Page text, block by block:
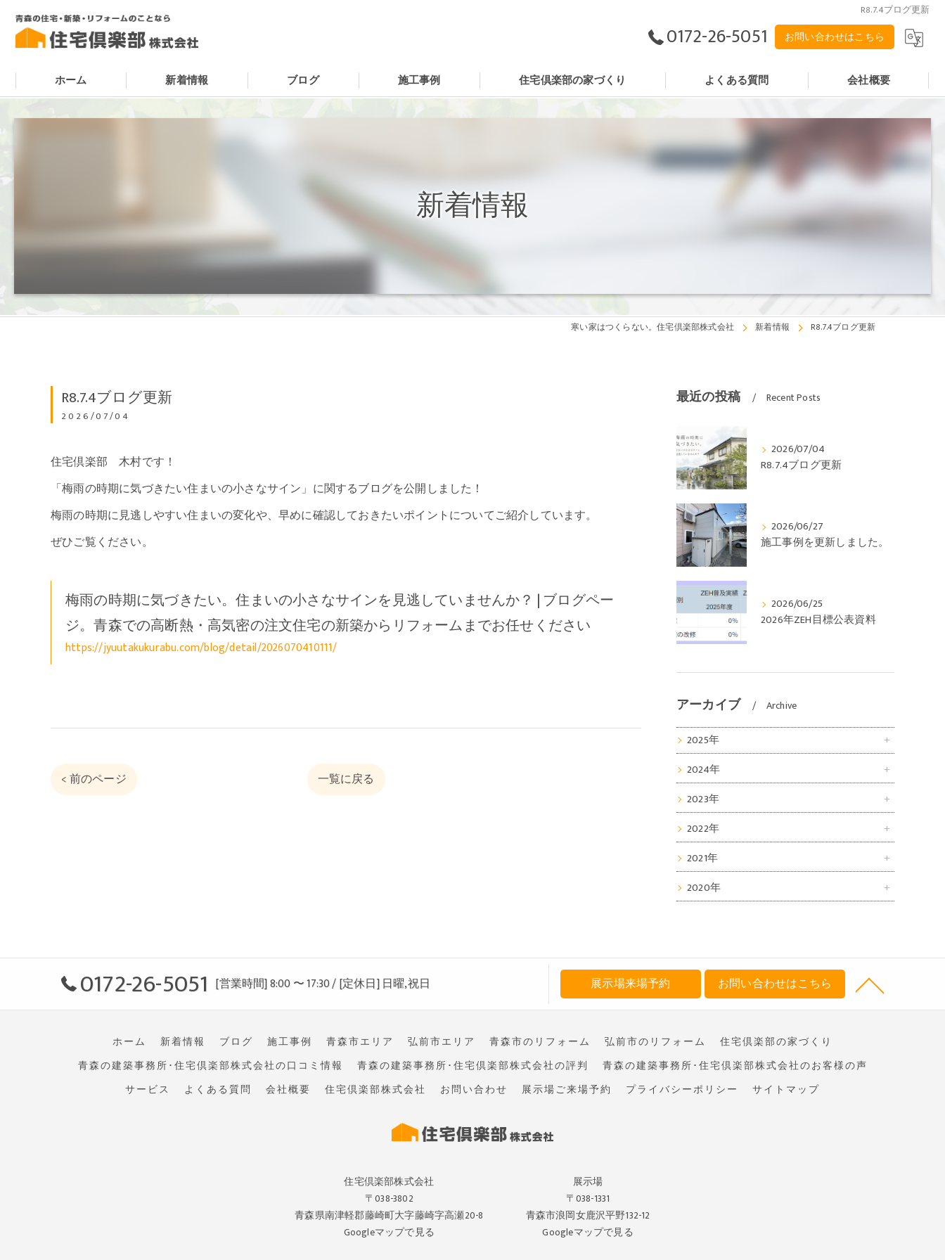
R8.7.4ブログ更新
0172-26-5051 お問い合わせはこちら
ホーム 新着情報 ブログ 施工事例 住宅倶楽部の家づくり よくある質問 会社概要
新着情報
寒い家はつくらない。住宅倶楽部株式会社 新着情報 R8.7.4ブログ更新
R8.7.4ブログ更新
2026/07/04
住宅倶楽部 木村です！
「梅雨の時期に気づきたい住まいの小さなサイン」に関するブログを公開しました！
梅雨の時期に見逃しやすい住まいの変化や、早めに確認しておきたいポイントについてご紹介しています。
ぜひご覧ください。
梅雨の時期に気づきたい。住まいの小さなサインを見逃していませんか？ | ブログペー
ジ。青森での高断熱・高気密の注文住宅の新築からリフォームまでお任せください
https://jyuutakukurabu.com/blog/detail/2026070410111/
< 前のページ 一覧に戻る
最近の投稿 Recent Posts
2026/07/04
R8.7.4ブログ更新
2026/06/27
施工事例を更新しました。
2026/06/25
2026年ZEH目標公表資料
アーカイブ Archive
2025年
2024年
2023年
2022年
2021年
2020年
0172-26-5051 [営業時間] 8:00 〜 17:30/[定休日] 日曜,祝日 展示場来場予約 お問い合わせはこちら
ホーム 新着情報 ブログ 施工事例 青森市エリア 弘前市エリア 青森市のリフォーム 弘前市のリフォーム
住宅倶楽部の家づくり
青森の建築事務所･住宅倶楽部株式会社の口コミ情報
青森の建築事務所･住宅倶楽部株式会社の評判
青森の建築事務所･住宅倶楽部株式会社のお客様の声
サービス
よくある質問 会社概要 住宅倶楽部株式会社 お問い合わせ 展示場ご来場予約 プライバシーポリシー サイトマップ
住宅倶楽部株式会社
〒038-3802
青森県南津軽郡藤崎町大字藤崎字高瀬20-8
Googleマップで見る
展示場
〒038-1331
青森市浪岡女鹿沢平野132-12
Googleマップで見る